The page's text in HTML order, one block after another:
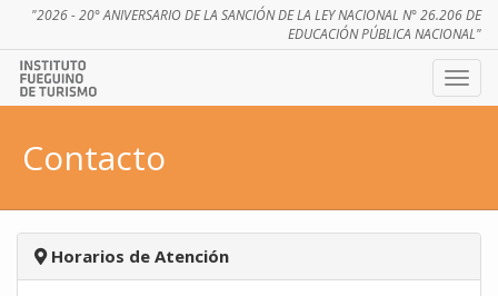
"2026 - 20° ANIVERSARIO DE LA SANCIÓN DE LA LEY NACIONAL N° 26.206 DE
EDUCACIÓN PÚBLICA NACIONAL"
Ver
menú
Contacto
Horarios de Atención